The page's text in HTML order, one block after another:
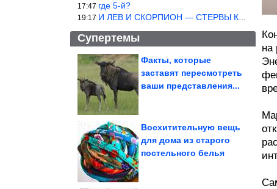
17:47 где 5-й?
19:17 И ЛЕВ И СКОРПИОН — СТЕРВЫ КАКИХ ЕЩЕ ПОИСКАТЬ НАДО
Супертемы
Очередная ржака
Факты, которые
заставят пересмотреть
ваши представления...
7 привычек, которые
Восхитительную вещь
для дома из старого
постельного белья
на